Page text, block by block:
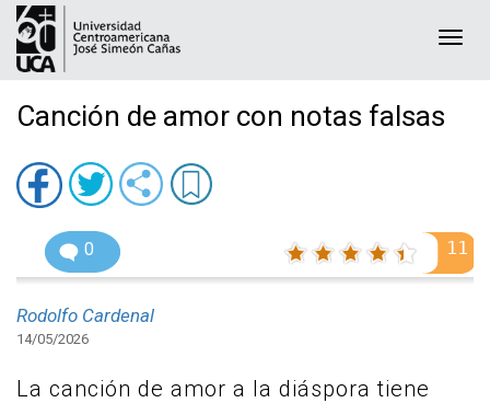
Canción de amor con notas falsas
0 11
Rodolfo Cardenal
14/05/2026
La canción de amor a la diáspora tiene